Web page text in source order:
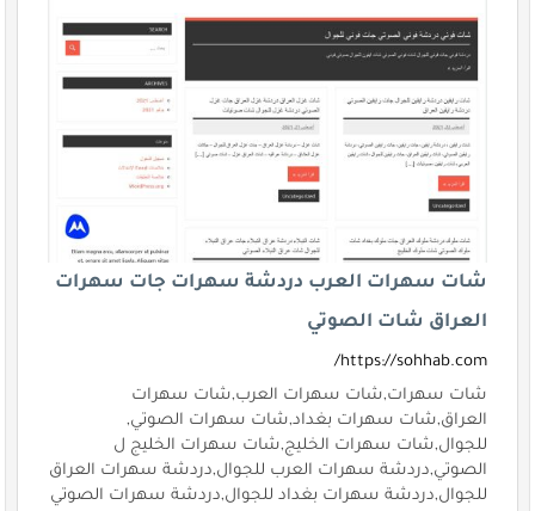
شات سهرات العرب دردشة سهرات جات سهرات
العراق شات الصوتي
https://sohhab.com/
شات سهرات,شات سهرات العرب,شات سهرات
العراق,شات سهرات بغداد,شات سهرات الصوتي,
للجوال,شات سهرات الخليج,شات سهرات الخليج ل
الصوتي,دردشة سهرات العرب للجوال,دردشة سهرات العراق
للجوال,دردشة سهرات بغداد للجوال,دردشة سهرات الصوتي